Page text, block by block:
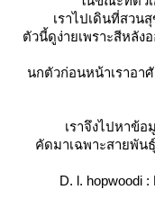
เราไปเดินที่สวน
ตัวนี้ดูง่ายเพราะสีหลัง
นกตัวก่อนหน้าเราอา
เราจึงไปหาข้อ
คัดมาเฉพาะสายพั
D. l. hopwoodi